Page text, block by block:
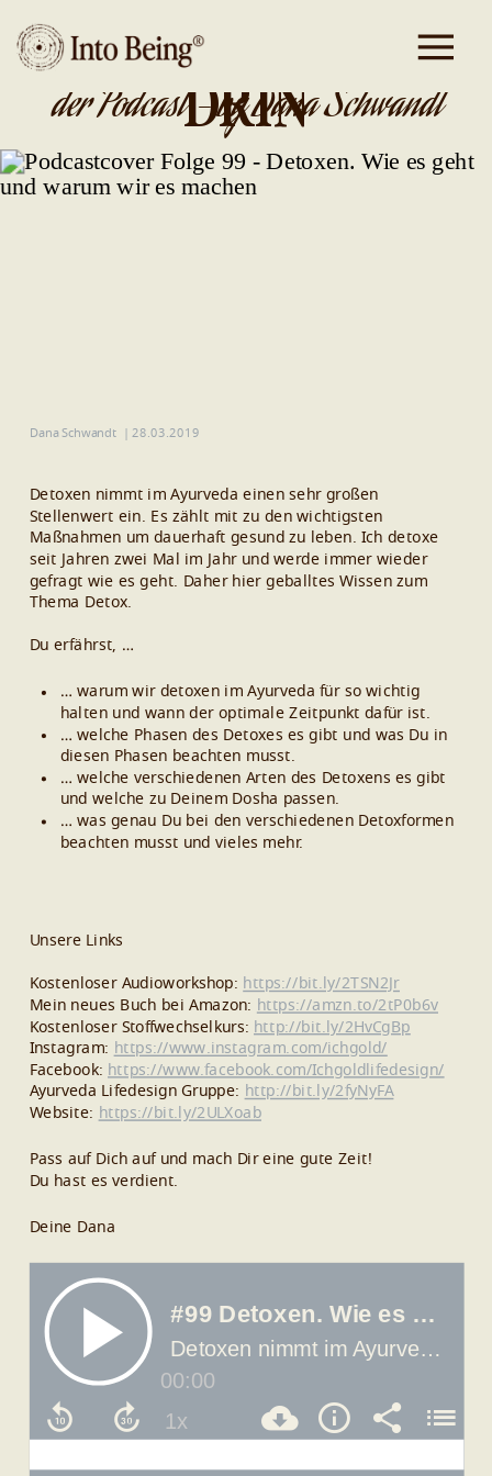
DA IST GOLD
DRIN
der Podcast - by Dana Schwandt
Dana Schwandt 28.03.2019
Detoxen nimmt im Ayurveda einen sehr großen
Stellenwert ein. Es zählt mit zu den wichtigsten
Maßnahmen um dauerhaft gesund zu leben. Ich detoxe
seit Jahren zwei Mal im Jahr und werde immer wieder
gefragt wie es geht. Daher hier geballtes Wissen zum
Thema Detox.
Du erfährst, …
… warum wir detoxen im Ayurveda für so wichtig
halten und wann der optimale Zeitpunkt dafür ist.
… welche Phasen des Detoxes es gibt und was Du in
diesen Phasen beachten musst.
… welche verschiedenen Arten des Detoxens es gibt
und welche zu Deinem Dosha passen.
… was genau Du bei den verschiedenen Detoxformen
beachten musst und vieles mehr.
Unsere Links
Kostenloser Audioworkshop: https://bit.ly/2TSN2Jr
Mein neues Buch bei Amazon: https://amzn.to/2tP0b6v
Kostenloser Stoffwechselkurs: http://bit.ly/2HvCgBp
Instagram: https://www.instagram.com/ichgold/
Facebook: https://www.facebook.com/Ichgoldlifedesign/
Ayurveda Lifedesign Gruppe: http://bit.ly/2fyNyFA
Website: https://bit.ly/2ULXoab
Pass auf Dich auf und mach Dir eine gute Zeit!
Du hast es verdient.
Deine Dana